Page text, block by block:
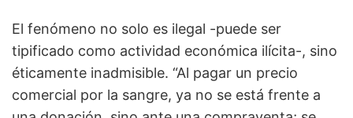
El fenómeno no solo es ilegal -puede ser
tipificado como actividad económica ilícita-, sino
éticamente inadmisible. “Al pagar un precio
comercial por la sangre, ya no se está frente a